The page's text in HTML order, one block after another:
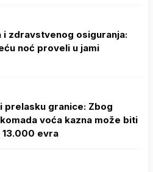
i zdravstvenog osiguranja:
noć proveli u jami
prelasku granice: Zbog
voća kazna može biti
13.000 evra